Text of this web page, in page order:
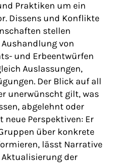
Praktiken um ein
Dissens und Konflikte
stellen
von
und Erbeentwürfen
Auslassungen,
Der Blick auf all
unerwünscht gilt, was
abgelehnt oder
Perspektiven: Er
über konkrete
lässt Narrative
der